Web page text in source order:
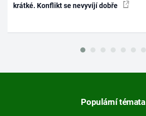
krátké. Konflikt se nevyvíjí dobře
Populární témata